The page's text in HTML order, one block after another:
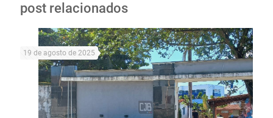
post relacionados
19 de agosto de 2025